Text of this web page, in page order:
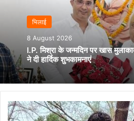
भिलाई
8 August 2026
I.P. मिश्रा के जन्मदिन पर खास
ने दी हार्दिक शुभकामनाएं
बीएसपी
के